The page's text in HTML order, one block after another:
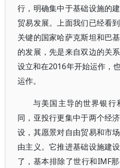
行，明确集中于基础设施的
贸易发展。上面我们已经看
关键的国家哈萨克斯坦和巴
的发展，先是来自双边的关
设立和在2016年开始运作，
运作。
与美国主导的世界银行
同，亚投行更集中于两个经
设，其愿景对自由贸易和市
由主义。它推进基础设施建
了，基本排除了世行和IMF